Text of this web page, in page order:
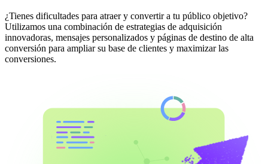
¿Tienes dificultades para atraer y convertir a tu público objetivo?
Utilizamos una combinación de estrategias de adquisición
innovadoras, mensajes personalizados y páginas de destino de alta
conversión para ampliar su base de clientes y maximizar las
conversiones.